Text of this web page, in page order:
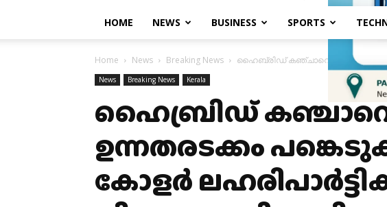
HOME NEWS BUSINESS SPORTS
Home News Breaking News ഹൈബ്രിഡ് കഞ്ചാവെത്തിച്ചത്
News Breaking News Kerala
ഹൈബ്രിഡ്
ഉന്നതരടക്കം
കോളര്‍